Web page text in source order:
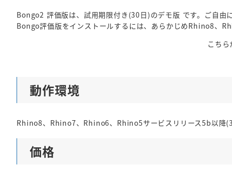
Bongo2 評価版は、試用期限付き(30日)のデモ版 です。ご自由
Bongo評価版をインストールするには、あらかじめRhino8、
こち
動作環境
Rhino8、Rhino7、Rhino6、Rhino5サービスリリース5b以降
価格